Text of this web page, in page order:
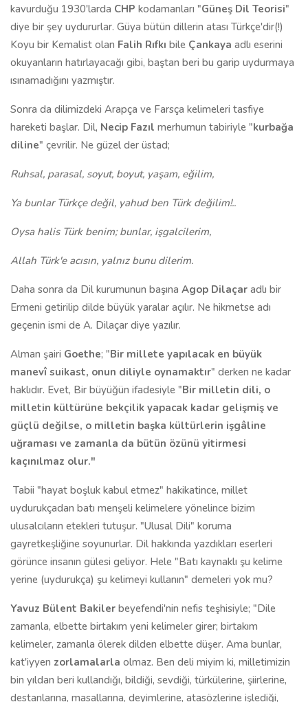
kavurduğu 1930'larda CHP kodamanları "Güneş Dil Teorisi"
diye bir şey uydururlar. Güya bütün dillerin atası Türkçe'dir(!)
Koyu bir Kemalist olan Falih Rıfkı bile Çankaya adlı eserini
okuyanların hatırlayacağı gibi, baştan beri bu garip uydurmaya
ısınamadığını yazmıştır.
Sonra da dilimizdeki Arapça ve Farsça kelimeleri tasfiye
hareketi başlar. Dil, Necip Fazıl merhumun tabiriyle "kurbağa
diline" çevrilir. Ne güzel der üstad;
Ruhsal, parasal, soyut, boyut, yaşam, eğilim,
Ya bunlar Türkçe değil, yahud ben Türk değilim!..
Oysa halis Türk benim; bunlar, işgalcilerim,
Allah Türk'e acısın, yalnız bunu dilerim.
Daha sonra da Dil kurumunun başına Agop Dilaçar adlı bir
Ermeni getirilip dilde büyük yaralar açılır. Ne hikmetse adı
geçenin ismi de A. Dilaçar diye yazılır.
Alman şairi Goethe; "Bir millete yapılacak en büyük
manevî suikast, onun diliyle oynamaktır" derken ne kadar
haklıdır. Evet, Bir büyüğün ifadesiyle "Bir milletin dili, o
milletin kültürüne bekçilik yapacak kadar gelişmiş ve
güçlü değilse, o milletin başka kültürlerin işgâline
uğraması ve zamanla da bütün özünü yitirmesi
kaçınılmaz olur."
Tabii "hayat boşluk kabul etmez" hakikatince, millet
uydurukçadan batı menşeli kelimelere yönelince bizim
ulusalcıların etekleri tutuşur. "Ulusal Dili" koruma
gayretkeşliğine soyunurlar. Dil hakkında yazdıkları eserleri
görünce insanın gülesi geliyor. Hele "Batı kaynaklı şu kelime
yerine (uydurukça) şu kelimeyi kullanın" demeleri yok mu?
Yavuz Bülent Bakiler beyefendi'nin nefis teşhisiyle; "Dile
zamanla, elbette birtakım yeni kelimeler girer; birtakım
kelimeler, zamanla ölerek dilden elbette düşer. Ama bunlar,
kat'iyyen zorlamalarla olmaz. Ben deli miyim ki, milletimizin
bin yıldan beri kullandığı, bildiği, sevdiği, türkülerine, şiirlerine,
destanlarına, masallarına, deyimlerine, atasözlerine işlediği,